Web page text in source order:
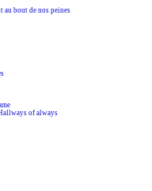
bout de nos peines
of always